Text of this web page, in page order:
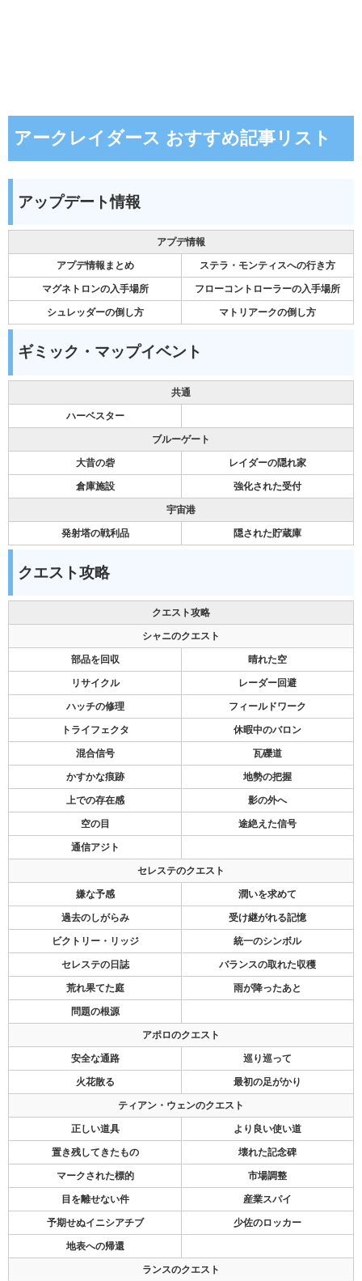
アークレイダース おすすめ記事リスト
アップデート情報
アプデ情報
アプデ情報まとめ ステラ・モンティスへの行き方
マグネトロンの入手場所 フローコントローラーの入手場所
シュレッダーの倒し方 マトリアークの倒し方
ギミック・マップイベント
共通
ハーベスター
ブルーゲート
大昔の砦 レイダーの隠れ家
倉庫施設 強化された受付
宇宙港
発射塔の戦利品 隠された貯蔵庫
クエスト攻略
クエスト攻略
シャニのクエスト
部品を回収 晴れた空
リサイクル レーダー回避
ハッチの修理 フィールドワーク
トライフェクタ 休暇中のバロン
混合信号 瓦礫道
かすかな痕跡 地勢の把握
上での存在感 影の外へ
空の目 途絶えた信号
通信アジト
セレステのクエスト
嫌な予感 潤いを求めて
過去のしがらみ 受け継がれる記憶
ビクトリー・リッジ 統一のシンボル
セレステの日誌 バランスの取れた収穫
荒れ果てた庭 雨が降ったあと
問題の根源
アポロのクエスト
安全な通路 巡り巡って
火花散る 最初の足がかり
ティアン・ウェンのクエスト
正しい道具 より良い使い道
置き残してきたもの 壊れた記念碑
マークされた標的 市場調整
目を離せない件 産業スパイ
予期せぬイニシアチブ 少佐のロッカー
地表への帰還
ランスのクエスト